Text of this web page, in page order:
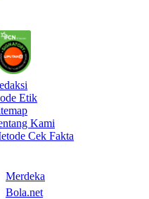
Etik
Kami
Cek Fakta
Merdeka
Bola.net